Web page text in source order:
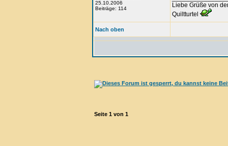
25.10.2006
Beiträge: 114
Liebe Grüße von
Quiltturtel
Nach oben
Seite 1 von 1